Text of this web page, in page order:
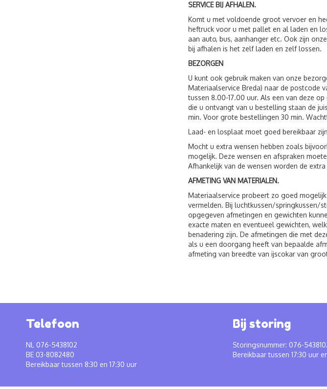
SERVICE BIJ AFHALEN.
Komt u met voldoende groot vervoer en
heftruck voor u met pallet en al laden en
aan auto, bus, aanhanger etc. Ook zijn
bij afhalen is het zelf laden en zelf lossen.
BEZORGEN
U kunt ook gebruik maken van onze
Materiaalservice Breda) naar de postcode
tussen 8.00-17.00 uur. Als een van deze
die u ontvangt van u bestelling staan de
min. Voor grote bestellingen 30 min.
Laad- en losplaat moet goed bereikbaar
Mocht u extra wensen hebben zoals
mogelijk. Deze wensen en afspraken
Afhankelijk van de wensen worden de
AFMETING VAN MATERIALEN.
Materiaalservice probeert zo goed
vermelden. Bij luchtkussen/springkussen/
opgegeven afmetingen en gewichten
exacte maten en eventueel gewichten,
benadering zijn. De afmetingen die met
als u een doorgang heeft van bepaalde
afmeting van breedte van ijscokar van
Telefoon
NL 076-5438102
BE 03-8082480
Bereikbaar tussen 8:30 en 17:30 uur
Bij storing
Storingsnummer: 076-
Bereikbaar tussen 17:30 uur